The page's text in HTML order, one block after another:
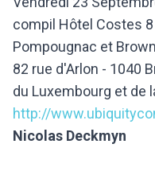
compil Hôtel Costes
Pompougnac et
82 rue d'Arlon - 1040
du Luxembourg et de
http://
Nicolas Deckmyn